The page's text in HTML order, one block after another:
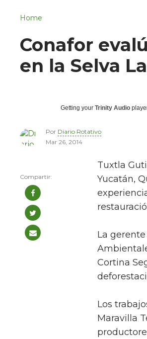
Home
Conafor
en la Selva
Getting your Trinity Audio
Por Diario Rotativo
Mar 26, 2014
Tuxtla
Yucatán,
La
Cortina
Los
Maravilla